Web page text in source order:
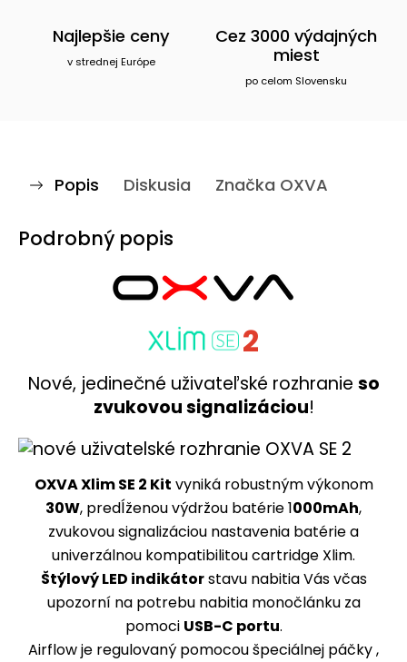
Najlepšie ceny
v strednej Európe
Cez 3000 výdajných
miest
po celom Slovensku
Popis Diskusia Značka OXVA
Podrobný popis
2
Nové, jedinečné uživateľské rozhranie so
zvukovou signalizáciou!
OXVA Xlim SE 2 Kit vyniká robustným výkonom
30W, predĺženou výdržou batérie 1000mAh,
zvukovou signalizáciou nastavenia batérie a
univerzálnou kompatibilitou cartridge Xlim.
Štýlový LED indikátorstavu nabitia Vás včas
upozorní na potrebu nabitia monočlánku za
pomoci USB-C portu.
Airflow je regulovaný pomocou špeciálnej páčky ,